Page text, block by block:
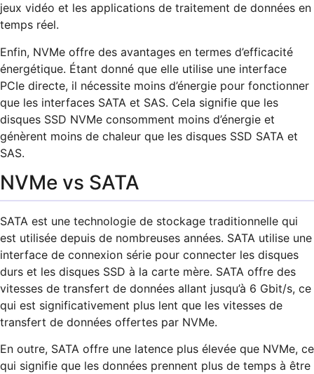
jeux vidéo et les applications de traitement de données en
temps réel.
Enfin, NVMe offre des avantages en termes d’efficacité
énergétique. Étant donné que elle utilise une interface
PCIe directe, il nécessite moins d’énergie pour fonctionner
que les interfaces SATA et SAS. Cela signifie que les
disques SSD NVMe consomment moins d’énergie et
génèrent moins de chaleur que les disques SSD SATA et
SAS.
NVMe vs SATA
SATA est une technologie de stockage traditionnelle qui
est utilisée depuis de nombreuses années. SATA utilise une
interface de connexion série pour connecter les disques
durs et les disques SSD à la carte mère. SATA offre des
vitesses de transfert de données allant jusqu’à 6 Gbit/s, ce
qui est significativement plus lent que les vitesses de
transfert de données offertes par NVMe.
En outre, SATA offre une latence plus élevée que NVMe, ce
qui signifie que les données prennent plus de temps à être